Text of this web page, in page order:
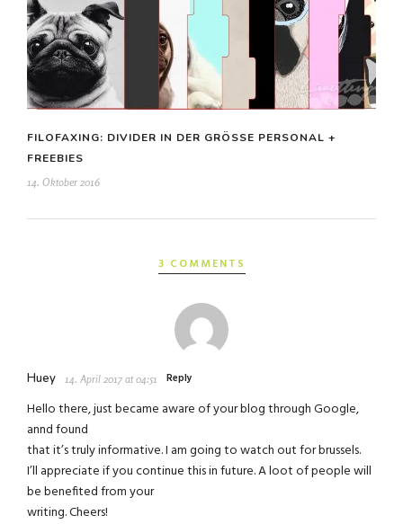
FILOFAXING: DIVIDER IN DER GRÖSSE PERSONAL + F
REEBIES
14. Oktober 2016
3 COMMENTS
Huey 14. April 2017 at 04:51 Reply
Hello there, just became aware of your blog through Google,
annd found
that it’s truly informative. I am going to watch out for brussels.
I’ll appreciate if you continue this in future. A loot of people will
be benefited from your
writing. Cheers!